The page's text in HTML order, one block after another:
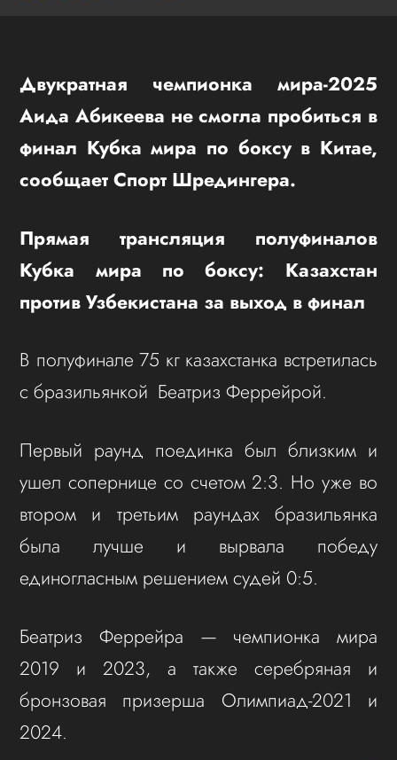
Двукратная чемпионка мира-2025
Аида Абикеева не смогла пробиться в
финал Кубка мира по боксу в Китае,
сообщает Спорт Шредингера.
Прямая трансляция полуфиналов
Кубка мира по боксу: Казахстан
против Узбекистана за выход в финал
В полуфинале 75 кг казахстанка встретилась
с бразильянкой Беатриз Феррейрой.
Первый раунд поединка был близким и
ушел сопернице со счетом 2:3. Но уже во
втором и третьим раундах бразильянка
была лучше и вырвала победу
единогласным решением судей 0:5.
Беатриз Феррейра — чемпионка мира
2019 и 2023, а также серебряная и
бронзовая призерша Олимпиад-2021 и
2024.